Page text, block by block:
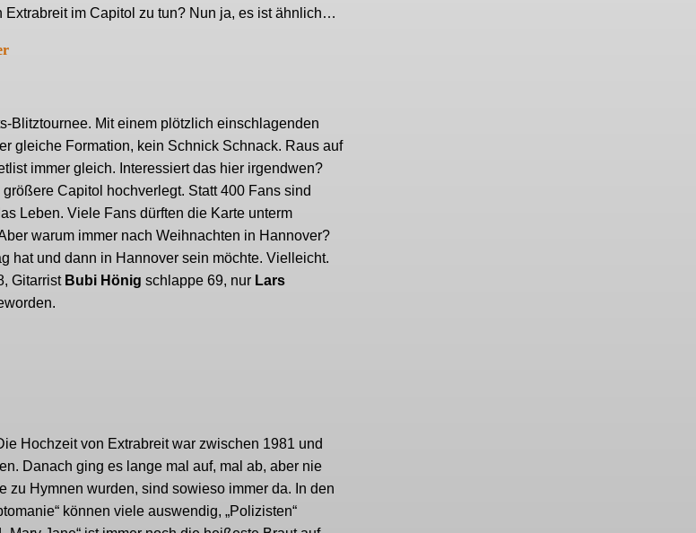
im Capitol zu tun? Nun ja, es ist ähnlich…
Blitztournee. Mit einem plötzlich einschlagenden
gleiche Formation, kein Schnick Schnack. Raus auf
immer gleich. Interessiert das hier irgendwen?
Capitol hochverlegt. Statt 400 Fans sind
Leben. Viele Fans dürften die Karte unterm
warum immer nach Weihnachten in Hannover?
hat und dann in Hannover sein möchte. Vielleicht.
GitarristBubi Hönig schlappe 69, nur Lars
Hochzeit von Extrabreit war zwischen 1981 und
Danach ging es lange mal auf, mal ab, aber nie
zu Hymnen wurden, sind sowieso immer da. In den
können viele auswendig, „Polizisten“